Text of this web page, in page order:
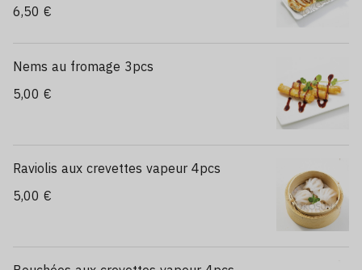
6,50 €
Nems au fromage 3pcs
5,00 €
Raviolis aux crevettes vapeur 4pcs
5,00 €